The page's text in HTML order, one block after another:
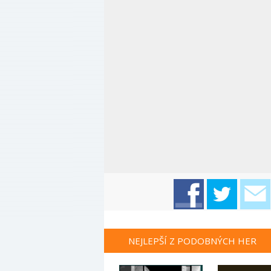
NEJLEPŠÍ Z PODOBNÝCH HER